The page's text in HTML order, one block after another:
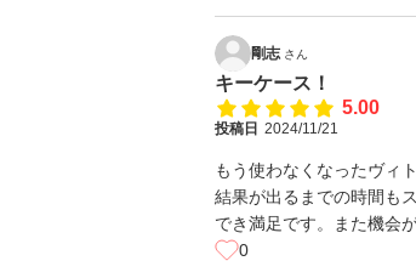
剛志 さん
キーケース！
5.00
投稿日 2024/11/21
もう使わなくなったヴィ
結果が出るまでの時間も
でき満足です。また機会
0